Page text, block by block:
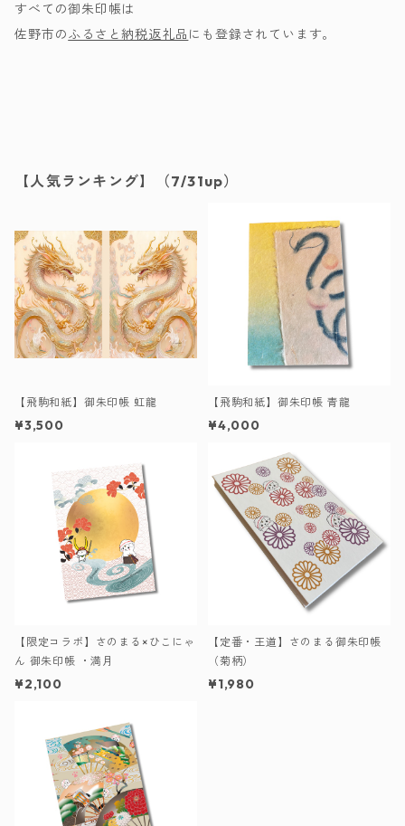
すべての御朱印帳は
佐野市のふるさと納税返礼品 にも登録されています。
【人気ランキング】（7/31up）
【飛駒和紙】御朱印帳 虹龍
¥3,500
【飛駒和紙】御朱印帳 青龍
¥4,000
【限定コラボ】さのまる×ひこにゃ
ん 御朱印帳 ・満月
¥2,100
【定番・王道】さのまる御朱印帳
（菊柄）
¥1,980